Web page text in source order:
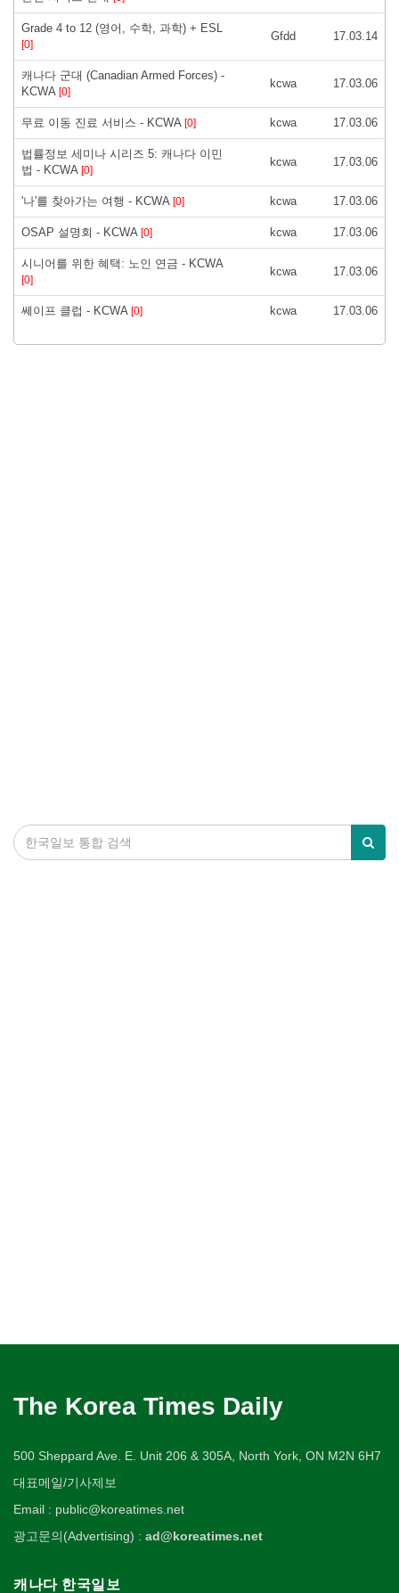
Grade 4 to 12 (영어, 수학, 과학) + ESL
[0]
Gfdd 17.03.14
캐나다 군대 (Canadian Armed Forces) -
KCWA [0]
kcwa 17.03.06
무료 이동 진료 서비스 - KCWA [0] kcwa 17.03.06
법률정보 세미나 시리즈 5: 캐나다 이민
법 - KCWA [0]
kcwa 17.03.06
'나'를 찾아가는 여행 - KCWA [0] kcwa 17.03.06
OSAP 설명회 - KCWA [0] kcwa 17.03.06
시니어를 위한 혜택: 노인 연금 - KCWA
[0]
kcwa 17.03.06
쎄이프 클럽 - KCWA [0] kcwa 17.03.06
The Korea Times Daily
500 Sheppard Ave. E. Unit 206 & 305A, North York, ON M2N 6H7
대표메일/기사제보
Email : public@koreatimes.net
광고문의(Advertising) : ad@koreatimes.net
캐나다 한국일보